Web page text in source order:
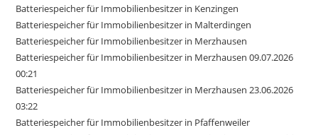
Batteriespeicher für Immobilienbesitzer in Kenzingen
Batteriespeicher für Immobilienbesitzer in Malterdingen
Batteriespeicher für Immobilienbesitzer in Merzhausen
Batteriespeicher für Immobilienbesitzer in Merzhausen 09.07.2026
00:21
Batteriespeicher für Immobilienbesitzer in Merzhausen 23.06.2026
03:22
Batteriespeicher für Immobilienbesitzer in Pfaffenweiler